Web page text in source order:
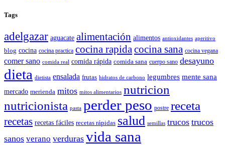
Tags
adelgazar aguacate alimentación alimentos antioxidantes aperitivo
blog cocina cocina practica cocina rapidacocina sana cocina vegana
comer sano comida real comida rápida comida sana cuerpo sano desayuno
dieta dietista ensalada frutas hidratos de carbono legumbres mente sana
mercado merienda mitos mitos alimentarios nutricion
nutricionista pasta perder peso postre receta
recetas recetas fáciles recetas rápidas salud semillas trucos trucos
sanos verano verduras vida sana